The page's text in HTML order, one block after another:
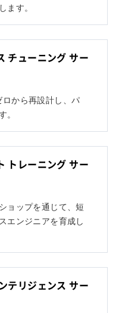
ます。
チューニング サー
から再設計し、パ
。
トレーニング サー
ョップを通じて、短
エンジニアを育成し
テリジェンス サー